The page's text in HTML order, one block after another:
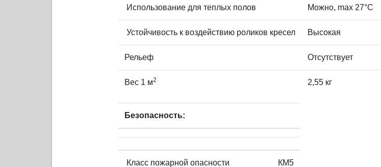
Использование для теплых полов Можно, max 27°C
Устойчивость к воздействию роликов кресел Высокая
Рельеф Отсутствует
Вес 1 м2 2,55 кг
Безопасность:
Класс пожарной опасности КМ5